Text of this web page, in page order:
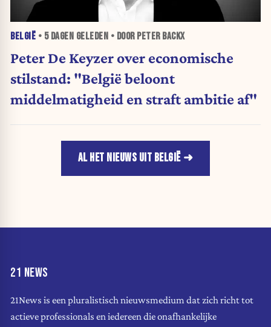
BELGIË • 5 DAGEN GELEDEN • DOOR PETER BACKX
Peter De Keyzer over economische
stilstand: "België beloont
middelmatigheid en straft ambitie af"
AL HET NIEUWS UIT BELGIË
21 NEWS
21News is een pluralistisch nieuwsmedium dat zich richt tot
actieve professionals en iedereen die onafhankelijke